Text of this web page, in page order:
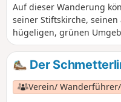
Auf dieser Wanderung
seiner Stiftskirche,
hügeligen, grünen
Der
Verein/